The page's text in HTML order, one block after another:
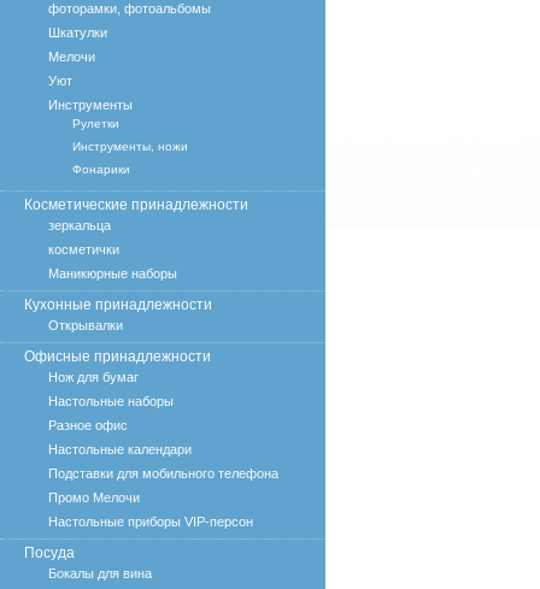
фоторамки, фотоальбомы
Шкатулки
Мелочи
Уют
Инструменты
Рулетки
Инструменты, ножи
Фонарики
Косметические принадлежности
зеркальца
косметички
Маникюрные наборы
Кухонные принадлежности
Открывалки
Офисные принадлежности
Нож для бумаг
Настольные наборы
Разное офис
Настольные календари
Подставки для мобильного телефона
Промо Мелочи
Настольные приборы VIP-персон
Посуда
Бокалы для вина